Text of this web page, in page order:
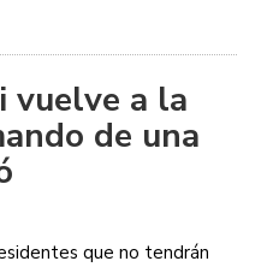
vuelve a la
de una
que no tendrán